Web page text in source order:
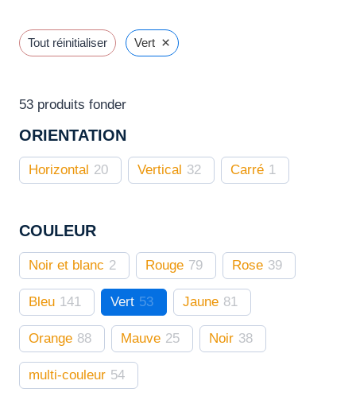
options
page
du
Tout réinitialiser Vert ×
53 produits fonder
ORIENTATION
Horizontal 20 Vertical 32 Carré 1
COULEUR
Noir et blanc 2 Rouge 79 Rose 39
Bleu 141 Vert 53 Jaune 81
Orange 88 Mauve 25 Noir 38
multi-couleur 54